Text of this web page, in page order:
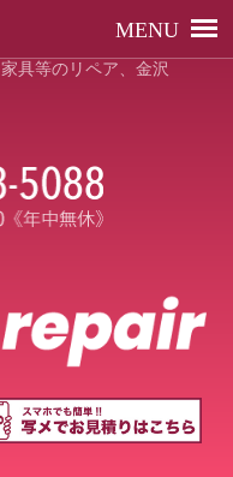
具等のリペア、金沢